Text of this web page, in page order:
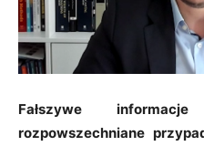
Fałszywe
rozpowszechniane